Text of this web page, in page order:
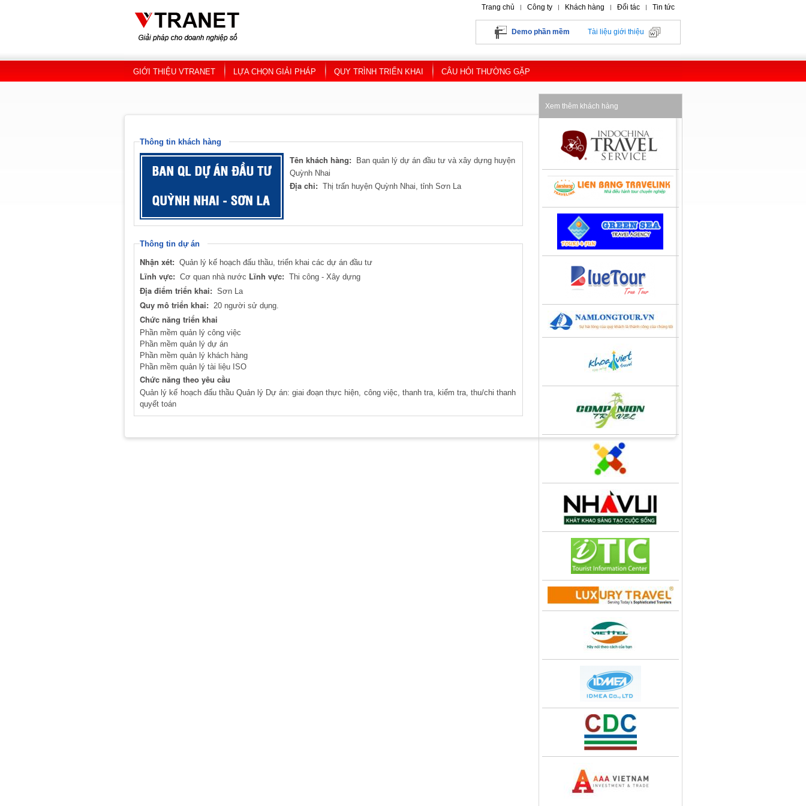
Trang chủ Công ty Khách hàng Đối tác Tin tức
Demo phần mềm Tài liệu giới thiệu
GIỚI THIỆU VTRANET LỰA CHỌN GIẢI PHÁP QUY TRÌNH TRIỂN KHAI CÂU HỎI THƯỜNG GẶP
Thông tin khách hàng
Tên khách hàng:
Ban quản lý dự án đầu tư và xây dựng huyện
Quỳnh Nhai
Địa chỉ: Thị trấn huyện Quỳnh Nhai, tỉnh Sơn La
Thông tin dự án
Nhận xét: Quản lý kế hoạch đấu thầu, triển khai các dự án đầu tư
Lĩnh vực: Cơ quan nhà nước Lĩnh vực: Thi công - Xây dựng
Địa điểm triển khai: Sơn La
Quy mô triển khai: 20 người sử dụng.
Chức năng triển khai
Phần mềm quản lý công việc
Phần mềm quản lý dự án
Phần mềm quản lý khách hàng
Phần mềm quản lý tài liệu ISO
Chức năng theo yêu cầu
Quản lý kế hoạch đấu thầu Quản lý Dự án: giai đoạn thực hiện, công việc, thanh tra, kiểm tra, thu/chi thanh
quyết toán
Xem thêm khách hàng